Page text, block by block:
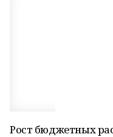
Рост бюджетных